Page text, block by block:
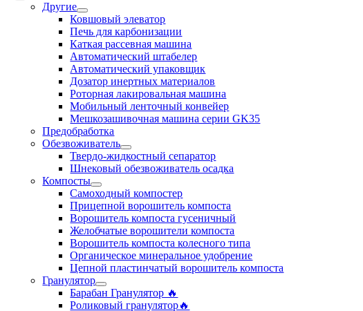
Другие
Ковшовый элеватор
Печь для карбонизации
Каткая рассевная машина
Автоматический штабелер
Автоматический упаковщик
Дозатор инертных материалов
Роторная лакировальная машина
Мобильный ленточный конвейер
Мешкозашивочная машина серии GK35
Предобработка
Обезвоживатель
Твердо-жидкостный сепаратор
Шнековый обезвоживатель осадка
Компосты
Cамоходный компостер
Прицепной ворошитель компоста
Ворошитель компоста гусеничный
Желобчатые ворошители компоста
Ворошитель компоста колесного типа
Органическое минеральное удобрение
Цепной пластинчатый ворошитель компоста
Гранулятор
Барабан Гранулятор 🔥
Роликовый гранулятор🔥